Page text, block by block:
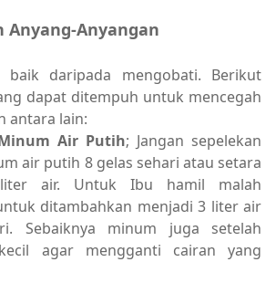
Anyang-Anyangan
baik daripada mengobati. Berikut
dapat ditempuh untuk mencegah
antara lain:
Air Putih; Jangan sepelekan
air putih 8 gelas sehari atau setara
air. Untuk Ibu hamil malah
ditambahkan menjadi 3 liter air
Sebaiknya minum juga setelah
agar mengganti cairan yang